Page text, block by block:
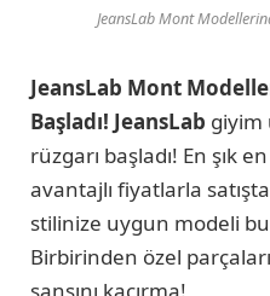
JeansLab Mont
JeansLab Mont
Başladı! JeansLab giyim
rüzgarı başladı! En şık
avantajlı fiyatlarla
stilinize uygun modeli
Birbirinden özel